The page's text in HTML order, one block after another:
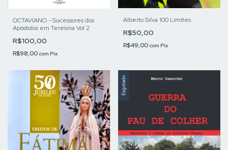
OCTAVIANO - Sucessores dos
Apóstolos em Teresina Vol 2
R$100,00
R$98,00 com Pix
Alberto Silva 100 Limites
R$50,00
R$49,00 com Pix
Esgotado